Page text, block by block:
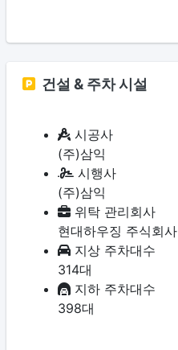
건설 & 주차 시설
시공사
(주)삼익
시행사
(주)삼익
위탁 관리회사
현대하우징 주식회사
지상 주차대수
314대
지하 주차대수
398대